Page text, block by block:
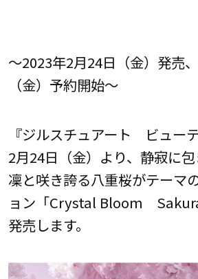
～2023年2月24日（金）発売
（金）予約開始～
『ジルスチュアート ビュー
2月24日（金）より、静寂に
凜と咲き誇る八重桜がテーマ
ョン「Crystal Bloom
発売します。